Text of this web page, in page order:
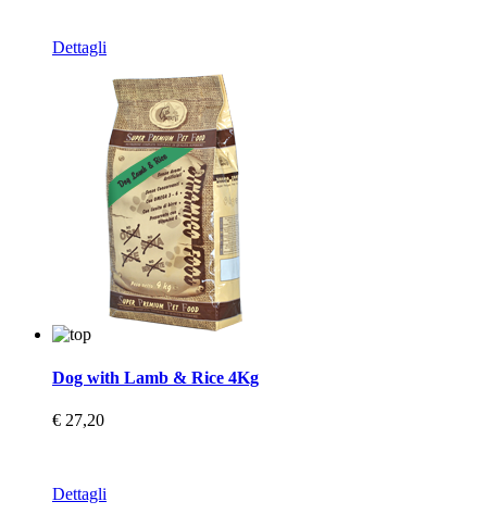
Dettagli
Dog with Lamb & Rice 4Kg
€ 27,20
Dettagli